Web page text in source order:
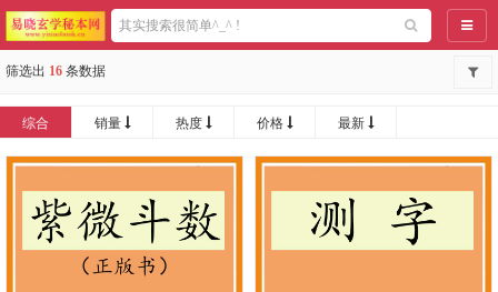
导航
筛选出 16 条数据
综合 销量 热度 价格 最新